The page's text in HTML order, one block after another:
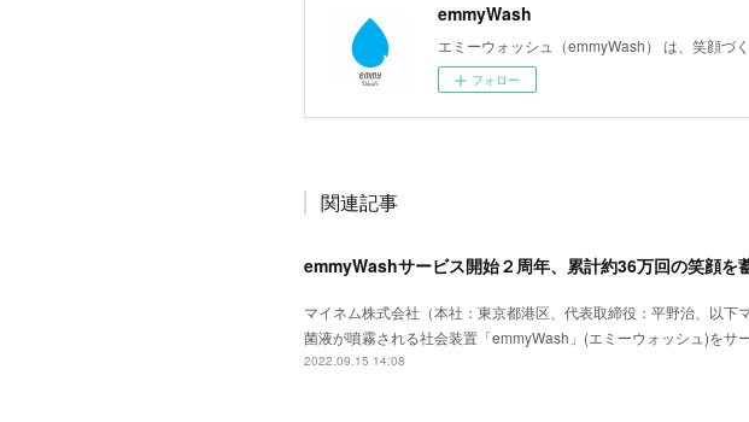
emmyWash
エミーウォッシュ（emmyWash） は、笑顔づ
フォロー
関連記事
emmyWashサービス開始２周年、累計約36万回の笑顔を
マイネム株式会社（本社：東京都港区、代表取締役：平野治、以
菌液が噴霧される社会装置「emmyWash」(エミーウォッシュ)を
2022.09.15 14:08